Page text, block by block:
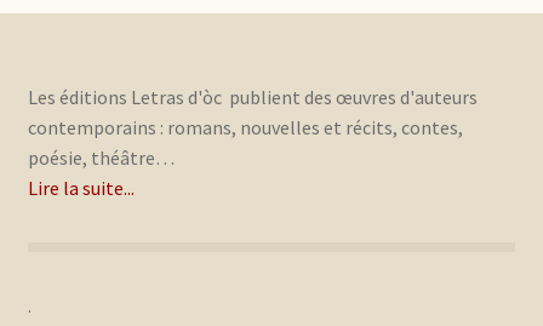
Les éditions Letras d'òc publient des œuvres d'auteurs
contemporains : romans, nouvelles et récits, contes,
poésie, théâtre…
Lire la suite...
.